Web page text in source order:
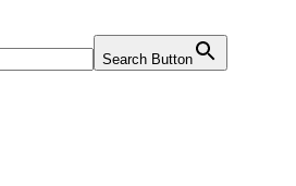
Search Button